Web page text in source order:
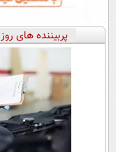
پربیننده های روز